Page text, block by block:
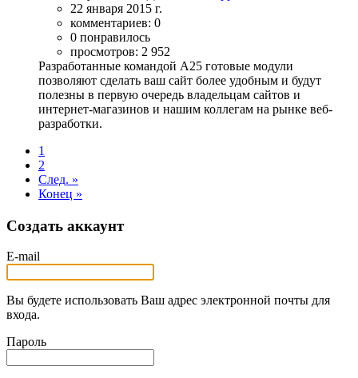
22 января 2015 г.
комментариев: 0
0 понравилось
просмотров: 2 952
Разработанные командой А25 готовые модули
позволяют сделать ваш сайт более удобным и будут
полезны в первую очередь владельцам сайтов и
интернет-магазинов и нашим коллегам на рынке веб-
разработки.
1
2
След. »
Конец »
Создать аккаунт
E-mail
Вы будете использовать Ваш адрес электронной почты для
входа.
Пароль